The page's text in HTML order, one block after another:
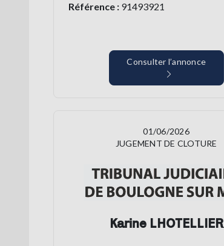
Référence : 91493921
Consulter l’annonce
01/06/2026
JUGEMENT DE CLOTURE
Karine LHOTELLIER